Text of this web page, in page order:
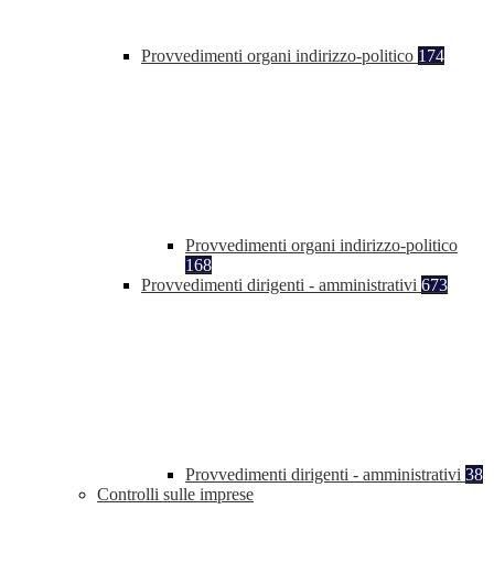
Provvedimenti organi indirizzo-politico 174
Provvedimenti organi indirizzo-politico
168
Provvedimenti dirigenti - amministrativi 673
Provvedimenti dirigenti - amministrativi 38
Controlli sulle imprese